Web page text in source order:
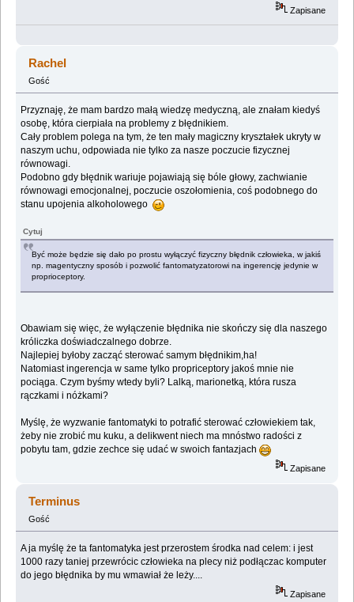
Zapisane
Rachel
Gość
Przyznaję, że mam bardzo małą wiedzę medyczną, ale znałam kiedyś
osobę, która cierpiała na problemy z błędnikiem.
Cały problem polega na tym, że ten mały magiczny kryształek ukryty w
naszym uchu, odpowiada nie tylko za nasze poczucie fizycznej
równowagi.
Podobno gdy błędnik wariuje pojawiają się bóle głowy, zachwianie
równowagi emocjonalnej, poczucie oszołomienia, coś podobnego do
stanu upojenia alkoholowego
Cytuj
Być może będzie się dało po prostu wyłączyć fizyczny błędnik człowieka, w jakiś
np. magentyczny sposób i pozwolić fantomatyzatorowi na ingerencję jedynie w
proprioceptory.
Obawiam się więc, że wyłączenie błędnika nie skończy się dla naszego
króliczka doświadczalnego dobrze.
Najlepiej byłoby zacząć sterować samym błędnikim,ha!
Natomiast ingerencja w same tylko propriceptory jakoś mnie nie
pociąga. Czym byśmy wtedy byli? Lalką, marionetką, która rusza
rączkami i nóżkami?
Myślę, że wyzwanie fantomatyki to potrafić sterować człowiekiem tak,
żeby nie zrobić mu kuku, a delikwent niech ma mnóstwo radości z
pobytu tam, gdzie zechce się udać w swoich fantazjach
Zapisane
Terminus
Gość
A ja myślę że ta fantomatyka jest przerostem środka nad celem: i jest
1000 razy taniej przewrócic człowieka na plecy niż podłączac komputer
do jego błędnika by mu wmawiał że leży....
Zapisane